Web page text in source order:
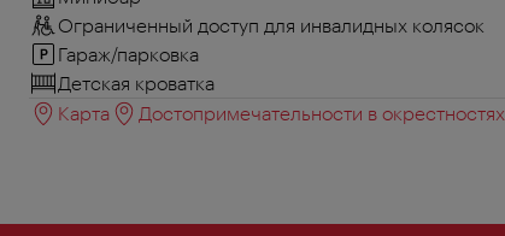
Ограниченный доступ для инвалидных колясок
Гараж/парковка
Детская кроватка
Карта
Достопримечательности в окрестностях